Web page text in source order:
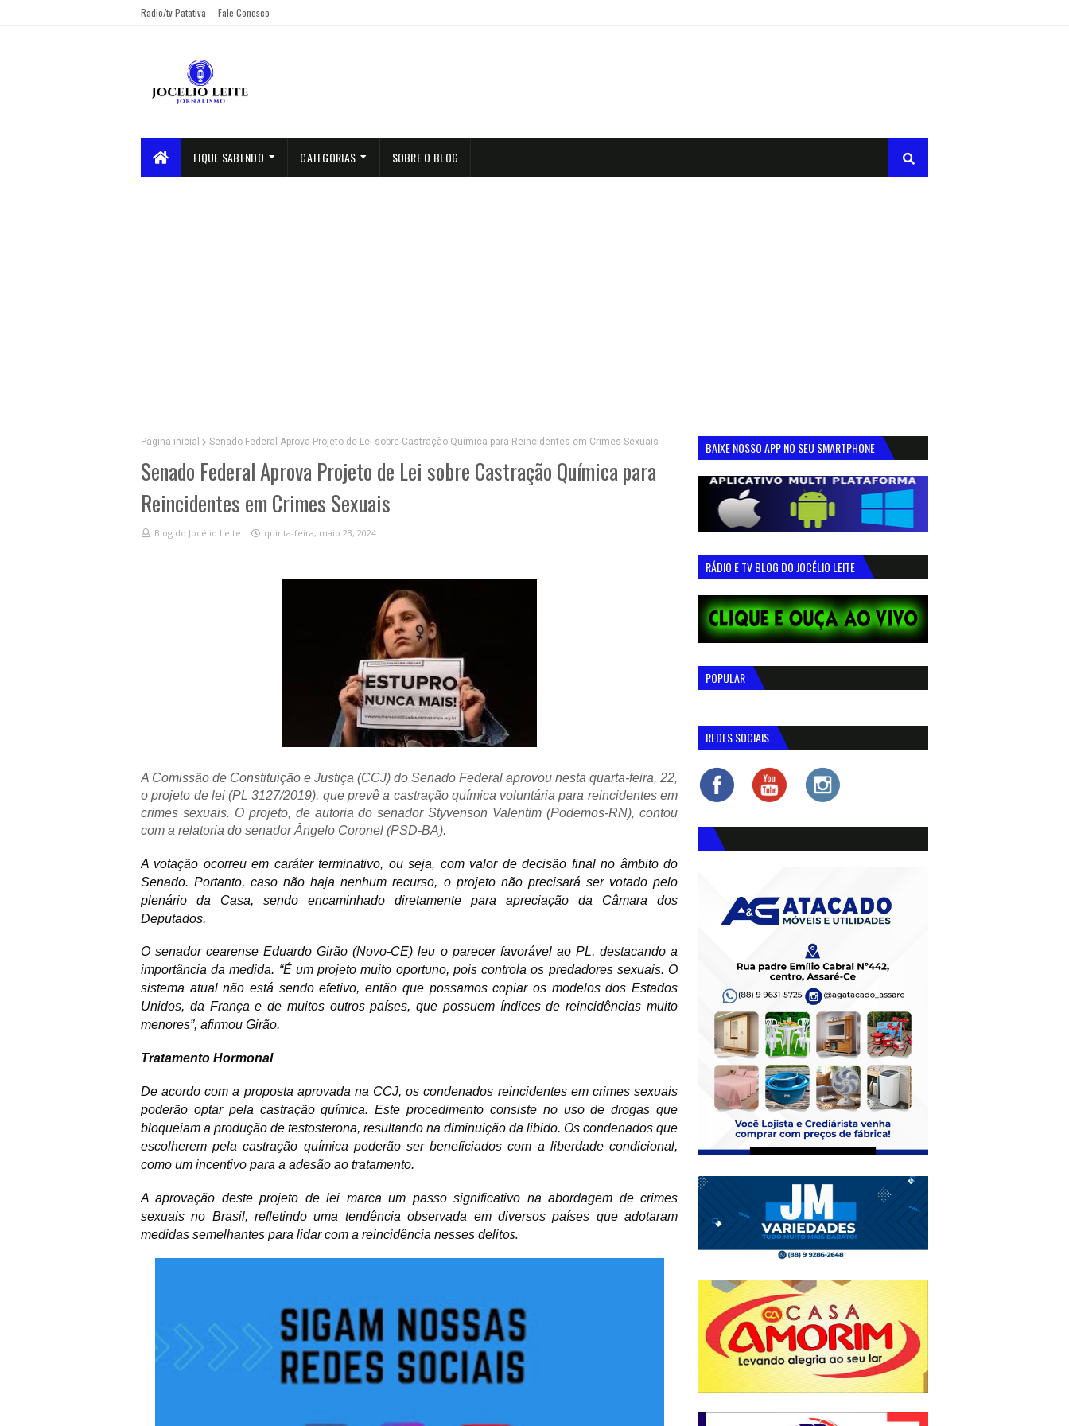
Radio/tv Patativa Fale Conosco
FIQUE SABENDO CATEGORIAS SOBRE O BLOG
Página inicial Senado Federal Aprova Projeto de Lei sobre Castração Química para Reincidentes em Crimes Sexuais
Senado Federal Aprova Projeto de Lei sobre Castração Química para
Reincidentes em Crimes Sexuais
Blog do Jocélio Leite quinta-feira, maio 23, 2024
A Comissão de Constituição e Justiça (CCJ) do Senado Federal aprovou nesta quarta-feira, 22,
o projeto de lei (PL 3127/2019), que prevê a castração química voluntária para reincidentes em
crimes sexuais. O projeto, de autoria do senador Styvenson Valentim (Podemos-RN), contou
com a relatoria do senador Ângelo Coronel (PSD-BA).
A votação ocorreu em caráter terminativo, ou seja, com valor de decisão final no âmbito do
Senado. Portanto, caso não haja nenhum recurso, o projeto não precisará ser votado pelo
plenário da Casa, sendo encaminhado diretamente para apreciação da Câmara dos
Deputados.
O senador cearense Eduardo Girão (Novo-CE) leu o parecer favorável ao PL, destacando a
importância da medida. “É um projeto muito oportuno, pois controla os predadores sexuais. O
sistema atual não está sendo efetivo, então que possamos copiar os modelos dos Estados
Unidos, da França e de muitos outros países, que possuem índices de reincidências muito
menores”, afirmou Girão.
Tratamento Hormonal
De acordo com a proposta aprovada na CCJ, os condenados reincidentes em crimes sexuais
poderão optar pela castração química. Este procedimento consiste no uso de drogas que
bloqueiam a produção de testosterona, resultando na diminuição da libido. Os condenados que
escolherem pela castração química poderão ser beneficiados com a liberdade condicional,
como um incentivo para a adesão ao tratamento.
A aprovação deste projeto de lei marca um passo significativo na abordagem de crimes
sexuais no Brasil, refletindo uma tendência observada em diversos países que adotaram
medidas semelhantes para lidar com a reincidência nesses delitos.
BAIXE NOSSO APP NO SEU SMARTPHONE
RÁDIO E TV BLOG DO JOCÉLIO LEITE
POPULAR
REDES SOCIAIS